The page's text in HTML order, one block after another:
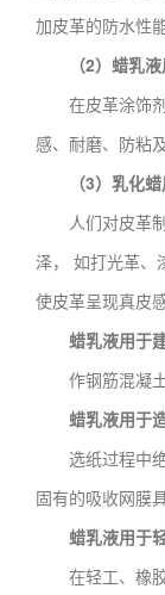
加皮革的防水性
（2）蜡乳
在皮革涂饰剂
感、耐磨、防粘
（3）乳化
人们对皮革制
泽， 如打光革、
使皮革呈现真皮
蜡乳液用于
作钢筋混凝土
蜡乳液用于
选纸过程中绝
固有的吸收网膜
蜡乳液用于
在轻工、橡胶